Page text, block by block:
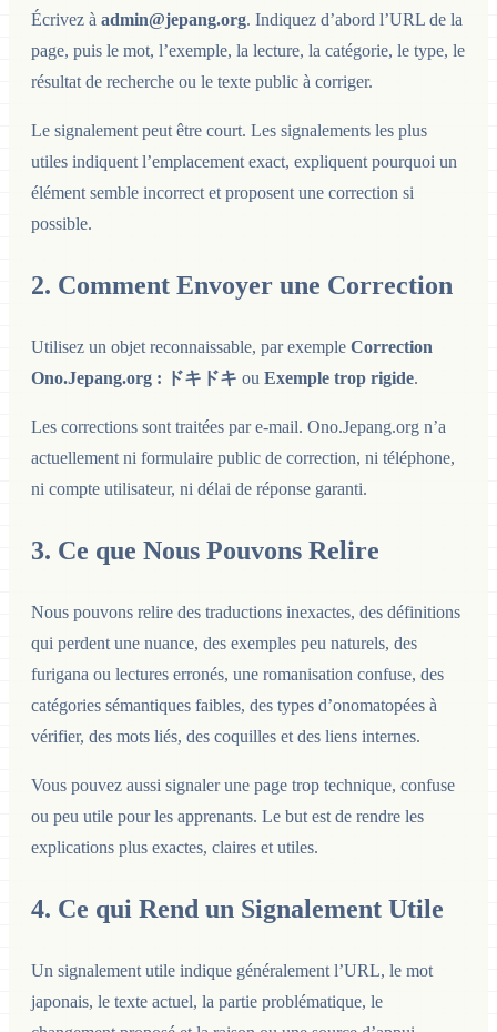
Écrivez à admin@jepang.org. Indiquez d’abord l’URL de la
page, puis le mot, l’exemple, la lecture, la catégorie, le type, le
résultat de recherche ou le texte public à corriger.
Le signalement peut être court. Les signalements les plus
utiles indiquent l’emplacement exact, expliquent pourquoi un
élément semble incorrect et proposent une correction si
possible.
2. Comment Envoyer une Correction
Utilisez un objet reconnaissable, par exemple Correction
Ono.Jepang.org : ドキドキ ou Exemple trop rigide.
Les corrections sont traitées par e-mail. Ono.Jepang.org n’a
actuellement ni formulaire public de correction, ni téléphone,
ni compte utilisateur, ni délai de réponse garanti.
3. Ce que Nous Pouvons Relire
Nous pouvons relire des traductions inexactes, des définitions
qui perdent une nuance, des exemples peu naturels, des
furigana ou lectures erronés, une romanisation confuse, des
catégories sémantiques faibles, des types d’onomatopées à
vérifier, des mots liés, des coquilles et des liens internes.
Vous pouvez aussi signaler une page trop technique, confuse
ou peu utile pour les apprenants. Le but est de rendre les
explications plus exactes, claires et utiles.
4. Ce qui Rend un Signalement Utile
Un signalement utile indique généralement l’URL, le mot
japonais, le texte actuel, la partie problématique, le